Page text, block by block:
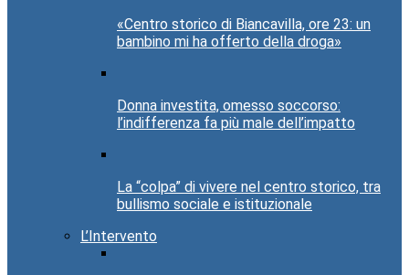
«Centro storico di Biancavilla, ore 23: un
bambino mi ha offerto della droga»
Donna investita, omesso soccorso:
l’indifferenza fa più male dell’impatto
La “colpa” di vivere nel centro storico, tra
bullismo sociale e istituzionale
L’Intervento